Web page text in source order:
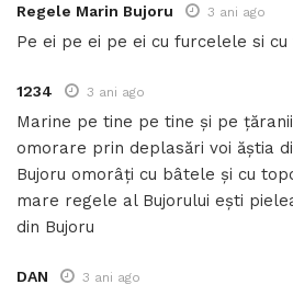
Regele Marin Bujoru 3 ani ago
Pe ei pe ei pe ei cu furcelele si
1234 3 ani ago
Marine pe tine pe tine și pe
omorare prin deplasări voi ăștia
Bujoru omorâți cu bâtele și cu
mare regele al Bujorului ești
din Bujoru
DAN 3 ani ago